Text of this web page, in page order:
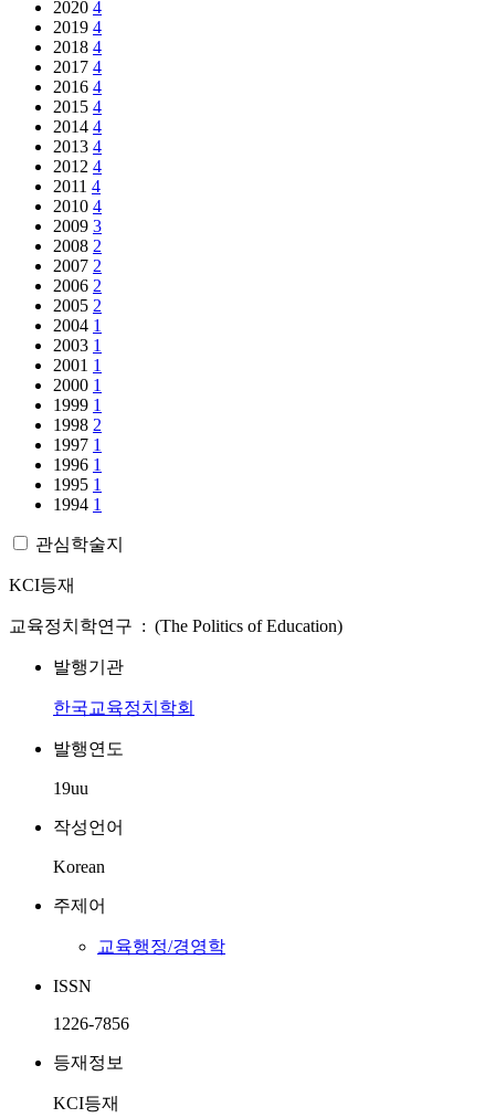
2020 4
2019 4
2018 4
2017 4
2016 4
2015 4
2014 4
2013 4
2012 4
2011 4
2010 4
2009 3
2008 2
2007 2
2006 2
2005 2
2004 1
2003 1
2001 1
2000 1
1999 1
1998 2
1997 1
1996 1
1995 1
1994 1
관심학술지
KCI등재
교육정치학연구 : (The Politics of Education)
발행기관
한국교육정치학회
발행연도
19uu
작성언어
Korean
주제어
교육행정/경영학
ISSN
1226-7856
등재정보
KCI등재